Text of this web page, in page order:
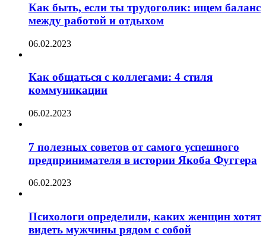
Как быть, если ты трудоголик: ищем баланс
между работой и отдыхом
06.02.2023
Как общаться с коллегами: 4 стиля
коммуникации
06.02.2023
7 полезных советов от самого успешного
предпринимателя в истории Якоба Фуггера
06.02.2023
Психологи определили, каких женщин хотят
видеть мужчины рядом с собой